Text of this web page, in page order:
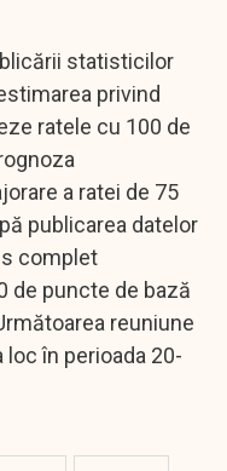
statisticilor
privind
ratele cu 100 de
a ratei de 75
publicarea datelor
complet
de puncte de bază
reuniune
loc în perioada 20-